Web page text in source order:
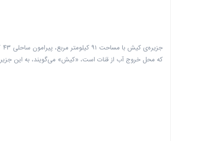
که محل خروج آب از قنات است، «کیش» می‌گویند، به این